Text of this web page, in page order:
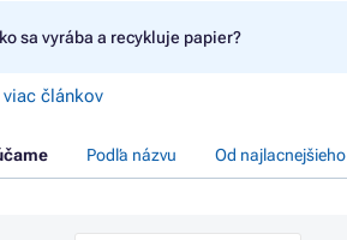
sa vyrába a recykluje papier?
článkov
Podľa názvu Od najlacnejšieho